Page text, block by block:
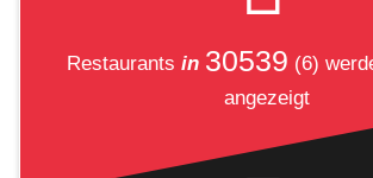
Restaurants in 30539 (6)
angezeigt